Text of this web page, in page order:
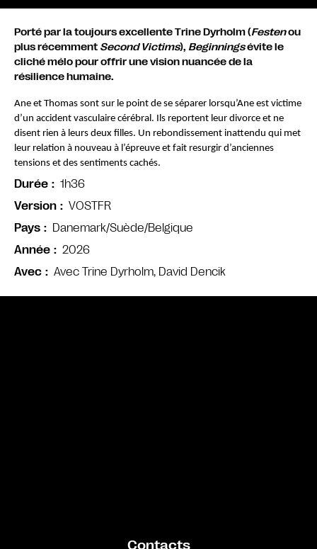
Avec Avec Trine Dyrholm, David Dencik
Porté par la toujours excellente Trine Dyrholm (Festenou
plus récemment Second Victims), Beginningsévite le
cliché mélo pour offrir une vision nuancée de la
résilience humaine.
Ane et Thomas sont sur le point de se séparer lorsqu’Ane est victime
d’un accident vasculaire cérébral. Ils reportent leur divorce et ne
disent rien à leurs deux filles. Un rebondissement inattendu qui met
leur relation à nouveau à l’épreuve et fait resurgir d’anciennes
tensions et des sentiments cachés.
Durée
1h36
Version
VOSTFR
Pays
Danemark/Suède/Belgique
Année
2026
Contacts